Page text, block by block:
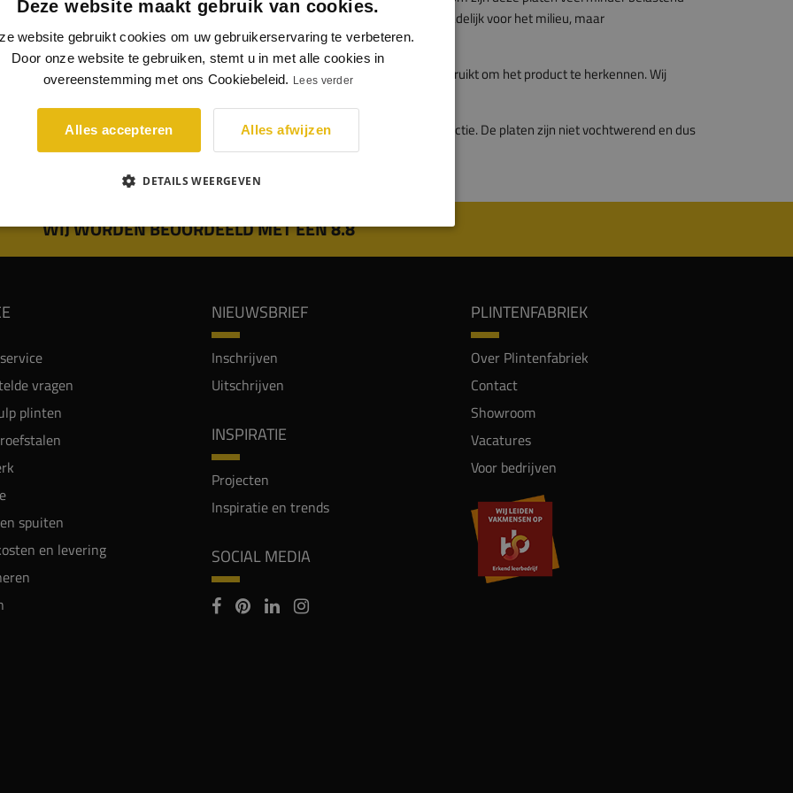
milieu. De formaldehydehars die wordt gebruikt in vrijwel alle soorten MDF is schadelijk voor het milieu, maar
in de productie.
MDF wordt verkocht met en zonder blauwe kleurstof. Deze kleurstof wordt gebruikt om het product te herkennen. Wij
MDF is geschikt voor industriële verwerking, interieurinrichting en meubelproductie. De platen zijn niet vochtwerend en dus
voor verwerking in droge ruimtes.
WIJ WORDEN BEOORDEELD MET EEN 8.8
vragen
plinten
spuiten
en levering
NIEUWSBRIEF
Inschrijven
Uitschrijven
INSPIRATIE
Projecten
Inspiratie en trends
SOCIAL MEDIA
PLINTENFABRIEK
Over Plintenfabriek
Contact
Showroom
Vacatures
Voor bedrijven
Deze website maakt gebruik van cookies.
website gebruikt cookies om uw gebruikerservaring te verbeteren.
Door onze website te gebruiken, stemt u in met alle cookies in
overeenstemming met ons Cookiebeleid. Lees verder
Alles accepteren Alles afwijzen
DETAILS WEERGEVEN